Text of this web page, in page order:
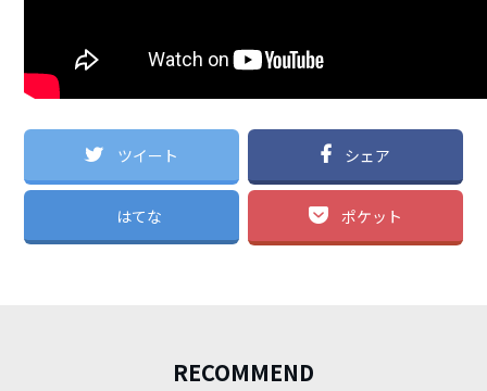
ツイート シェア
はてな ポケット
RECOMMEND